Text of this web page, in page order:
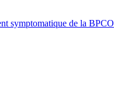
symptomatique de la BPCO